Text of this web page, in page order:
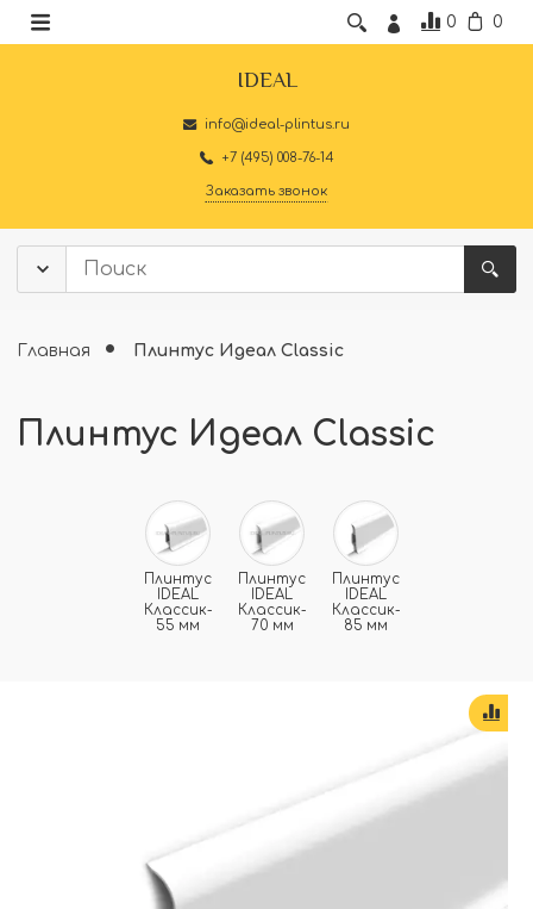
0 0
IDEAL
info@ideal-plintus.ru
+7 (495) 008-76-14
Заказать звонок
Главная Плинтус Идеал Classic
Плинтус Идеал Classic
Плинтус
IDEAL
Классик-
55 мм
Плинтус
IDEAL
Классик-
70 мм
Плинтус
IDEAL
Классик-
85 мм